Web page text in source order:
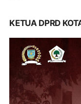
KETUA DPRD